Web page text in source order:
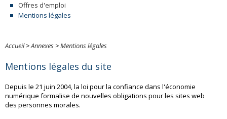
Offres d'emploi
Mentions légales
Accueil>Annexes >Mentions légales
Mentions légales du site
Depuis le 21 juin 2004, la loi pour la confiance dans l'économie
numérique formalise de nouvelles obligations pour les sites web
des personnes morales.